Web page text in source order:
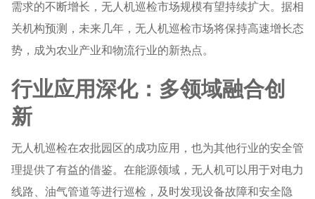
需求的不断增长，无人机巡检市场规模有望持续扩大。据相
关机构预测，未来几年，无人机巡检市场将保持高速增长态
势，成为农业产业和物流行业的新热点。
行业应用深化：多领域融合创
新
无人机巡检在农批园区的成功应用，也为其他行业的安全管
理提供了有益的借鉴。在能源领域，无人机可以用于对电力
线路、油气管道等进行巡检，及时发现设备故障和安全隐